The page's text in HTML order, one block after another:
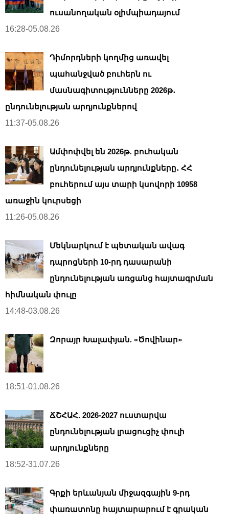
ուսանողական օլիմպիադայում
16:28-05.08.26
Դիմորդների կողմից առավել
պահանջված բուհերն ու
մասնագիտությունները 2026թ․
ընդունելության արդյունքներով
11:37-05.08.26
Ամփոփվել են 2026թ․ բուհական
ընդունելության արդյունքները․ ՀՀ
բուհերում այս տարի կսովորի 10958
առաջին կուրսեցի
11:26-05.08.26
Մեկնարկում է պետական ավագ
դպրոցների 10-րդ դասարանի
ընդունելության առցանց հայտագրման
հիմնական փուլը
14:48-03.08.26
Զորայր Խալափյան. «Ծովինար»
18:51-01.08.26
ՃՇՀԱՀ. 2026-2027 ուստարվա
ընդունելության լրացուցիչ փուլի
արդյունքները
18:52-31.07.26
Գրքի երևանյան միջազգային 9-րդ
փառատոնը հայտարարում է գրական